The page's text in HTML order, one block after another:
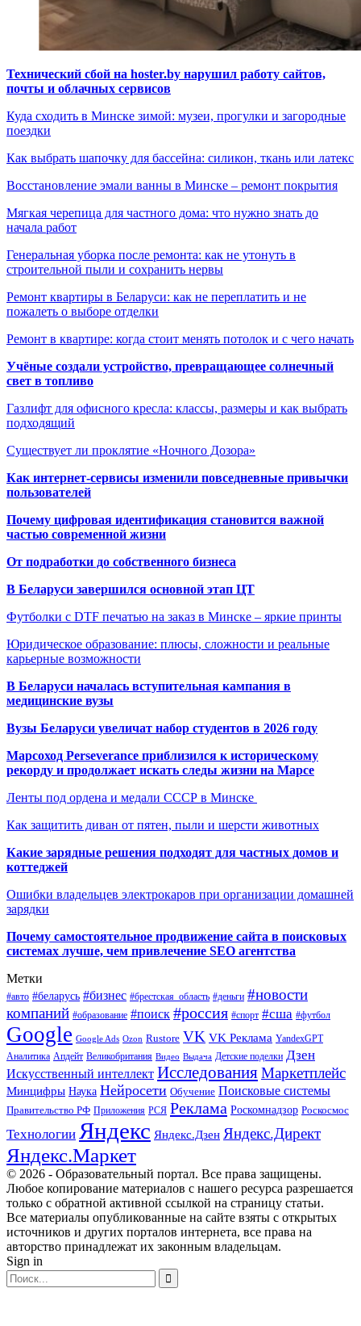
Технический сбой на hoster.by нарушил работу сайтов,
почты и облачных сервисов
Куда сходить в Минске зимой: музеи, прогулки и загородные
поездки
Как выбрать шапочку для бассейна: силикон, ткань или латекс
Восстановление эмали ванны в Минске – ремонт покрытия
Мягкая черепица для частного дома: что нужно знать до
начала работ
Генеральная уборка после ремонта: как не утонуть в
строительной пыли и сохранить нервы
Ремонт квартиры в Беларуси: как не переплатить и не
пожалеть о выборе отделки
Ремонт в квартире: когда стоит менять потолок и с чего начать
Учёные создали устройство, превращающее солнечный
свет в топливо
Газлифт для офисного кресла: классы, размеры и как выбрать
подходящий
Существует ли проклятие «Ночного Дозора»
Как интернет-сервисы изменили повседневные привычки
пользователей
Почему цифровая идентификация становится важной
частью современной жизни
От подработки до собственного бизнеса
В Беларуси завершился основной этап ЦТ
Футболки с DTF печатью на заказ в Минске – яркие принты
Юридическое образование: плюсы, сложности и реальные
карьерные возможности
В Беларуси началась вступительная кампания в
медицинские вузы
Вузы Беларуси увеличат набор студентов в 2026 году
Марсоход Perseverance приблизился к историческому
рекорду и продолжает искать следы жизни на Марсе
Ленты под ордена и медали СССР в Минске
Как защитить диван от пятен, пыли и шерсти животных
Какие зарядные решения подходят для частных домов и
коттеджей
Ошибки владельцев электрокаров при организации домашней
зарядки
Почему самостоятельное продвижение сайта в поисковых
системах лучше, чем привлечение SEO агентства
Метки
#авто #беларусь #бизнес #брестская_область #деньги #новости
компаний #образование #поиск #россия #спорт #сша #футбол
Google Google Ads Ozon Rustore VK VK Реклама YandexGPT
Аналитика Апдейт Великобритания Видео Выдача Детские поделки Дзен
Искусственный интеллект ИсследованияМаркетплейс
Минцифры Наука Нейросети Обучение Поисковые системы
Правительство РФ Приложения РСЯ Реклама Роскомнадзор Роскосмос
Технологии Яндекс Яндекс.Дзен Яндекс.Директ
Яндекс.Маркет
© 2026 - Образовательный портал. Все права защищены.
Любое копирование материалов с нашего ресурса разрешается
только с обратной активной ссылкой на страницу статьи.
Все материалы опубликованные на сайте взяты с открытых
источников и других порталов интернета, все права на
авторство принадлежат их законным владельцам.
Sign in